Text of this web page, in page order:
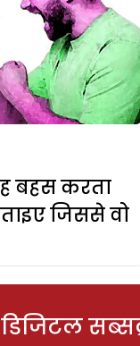
बहस करता
जिससे वो
डिजिटल